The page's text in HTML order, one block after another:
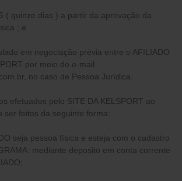
( quinze dias ) a partir da aprovação da
; e
em negociação prévia entre o AFILIADO
por meio do e-mail
, no caso de Pessoa Jurídica.
efetuados pelo SITE DA KELSPORT ao
ser feitos da seguinte forma:
seja pessoa física e esteja com o cadastro
mediante deposito em conta corrente